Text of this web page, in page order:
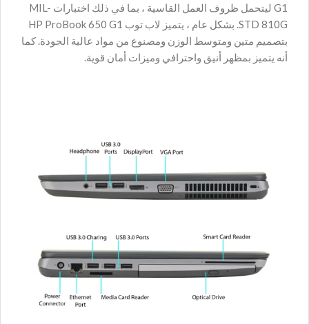
G1 ليتحمل ظروف العمل القاسية ، بما في ذلك اختبارات MIL-
STD 810G. بشكل عام ، يتميز لاب توب HP ProBook 650 G1
بتصميم متين ومتوسط الوزن ومصنوع من مواد عالية الجودة. كما
أنه يتميز بمظهر أنيق واحترافي وميزات أمان قوية.